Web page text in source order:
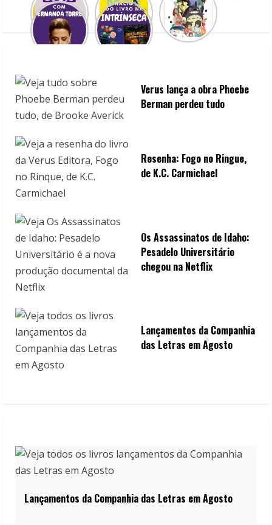
n
g
Verus lança a obra Phoebe
Berman perdeu tudo
Resenha: Fogo no Ringue,
de K.C. Carmichael
Os Assassinatos de Idaho:
Pesadelo Universitário
chegou na Netflix
Lançamentos da Companhia
das Letras em Agosto
Lançamentos da Companhia das Letras em Agosto